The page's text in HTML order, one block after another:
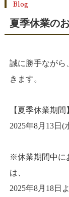
Blog
夏季休業の
誠に勝手ながら
きます。
【夏季休業期間
2025年8月13日(
※休業期間中に
は、
2025年8月18日